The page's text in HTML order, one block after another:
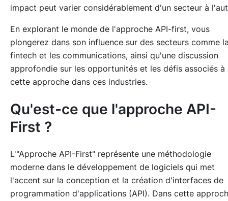
impact peut varier considérablement d'un secteur à
En explorant le monde de l'approche API-first, vous
plongerez dans son influence sur des secteurs comme
fintech et les communications, ainsi qu'une discussion
approfondie sur les opportunités et les défis associés à
cette approche dans ces industries.
Qu'est-ce que l'approche API-
First ?
L'"Approche API-First" représente une méthodologie
moderne dans le développement de logiciels qui met
l'accent sur la conception et la création d'interfaces de
programmation d'applications (API). Dans cette